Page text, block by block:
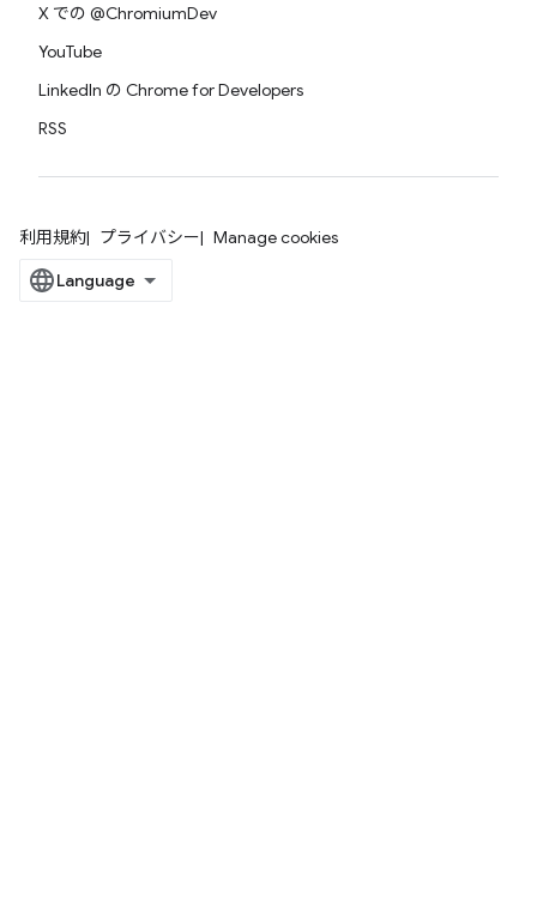
X での @ChromiumDev
YouTube
LinkedIn の Chrome for Developers
RSS
利用規約 プライバシー Manage cookies